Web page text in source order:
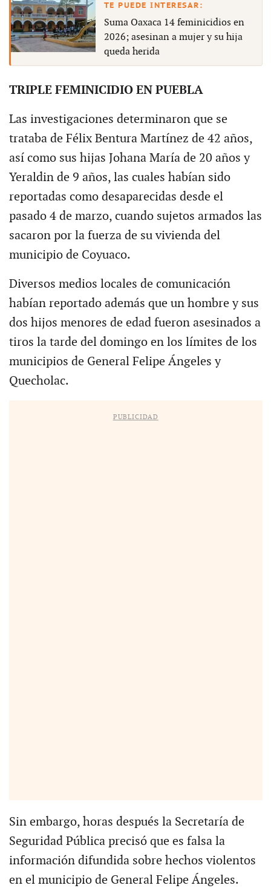
Suma Oaxaca 14 feminicidios en
2026; asesinan a mujer y su hija
queda herida
TRIPLE FEMINICIDIO EN PUEBLA
Las investigaciones determinaron que se
trataba de Félix Bentura Martínez de 42 años,
así como sus hijas Johana María de 20 años y
Yeraldin de 9 años, las cuales habían sido
reportadas como desaparecidas desde el
pasado 4 de marzo, cuando sujetos armados las
sacaron por la fuerza de su vivienda del
municipio de Coyuaco.
Diversos medios locales de comunicación
habían reportado además que un hombre y sus
dos hijos menores de edad fueron asesinados a
tiros la tarde del domingo en los límites de los
municipios de General Felipe Ángeles y
Quecholac.
PUBLICIDAD
Sin embargo, horas después la Secretaría de
Seguridad Pública precisó que es falsa la
información difundida sobre hechos violentos
en el municipio de General Felipe Ángeles.